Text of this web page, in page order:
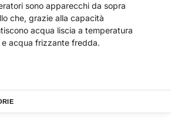
sono apparecchi da sopra
che, grazie alla capacità
acqua liscia a temperatura
acqua frizzante fredda.